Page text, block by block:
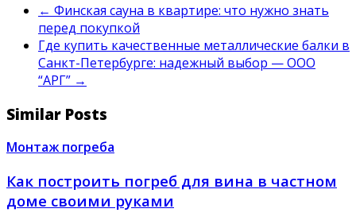
← Финская сауна в квартире: что нужно знать
перед покупкой
Где купить качественные металлические балки в
Санкт-Петербурге: надежный выбор — ООО
“АРГ” →
Similar Posts
Монтаж погреба
Как построить погреб для вина в частном
доме своими руками